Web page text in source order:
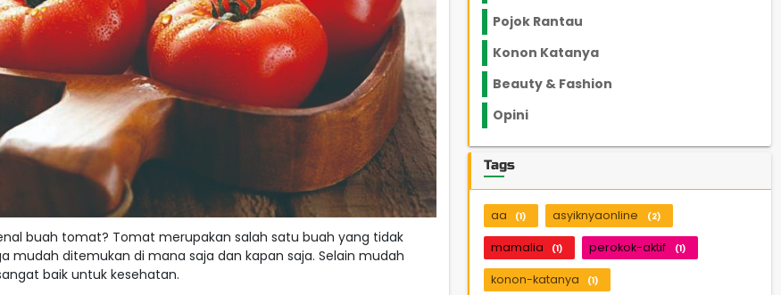
buah tomat? Tomat merupakan salah satu buah yang tidak
mudah ditemukan di mana saja dan kapan saja. Selain mudah
baik untuk kesehatan.
Pojok Rantau
Konon Katanya
Beauty & Fashion
Opini
Tags
aa (1) asyiknyaonline (2)
mamalia (1) perokok-aktif (1)
konon-katanya (1)